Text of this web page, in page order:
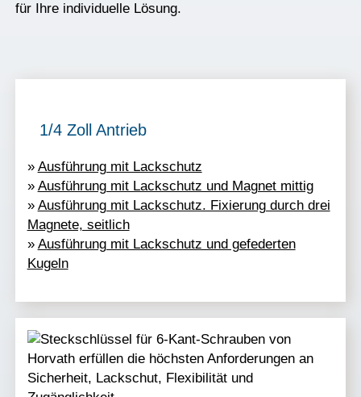
für Ihre individuelle Lösung.
1/4 Zoll Antrieb
» Ausführung mit Lackschutz
» Ausführung mit Lackschutz und Magnet mittig
» Ausführung mit Lackschutz. Fixierung durch drei
Magnete, seitlich
» Ausführung mit Lackschutz und gefederten
Kugeln